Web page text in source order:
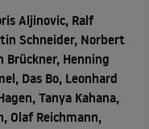
Aljinovic, Ralf
Schneider, Norbert
Brückner, Henning
Das Bo, Leonhard
Tanya Kahana,
Olaf Reichmann,